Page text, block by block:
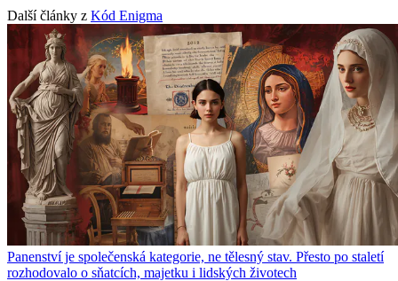
Další články z Kód Enigma
Panenství je společenská kategorie, ne tělesný stav. Přesto po staletí
rozhodovalo o sňatcích, majetku i lidských životech